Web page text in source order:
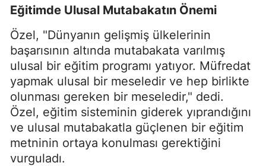
Eğitimde Ulusal Mutabakatın Önemi
Özel, "Dünyanın gelişmiş ülkelerinin
başarısının altında mutabakata varılmış
ulusal bir eğitim programı yatıyor. Müfredat
yapmak ulusal bir meseledir ve hep birlikte
olunması gereken bir meseledir," dedi.
Özel, eğitim sisteminin giderek yıprandığını
ve ulusal mutabakatla güçlenen bir eğitim
metninin ortaya konulması gerektiğini
vurguladı.